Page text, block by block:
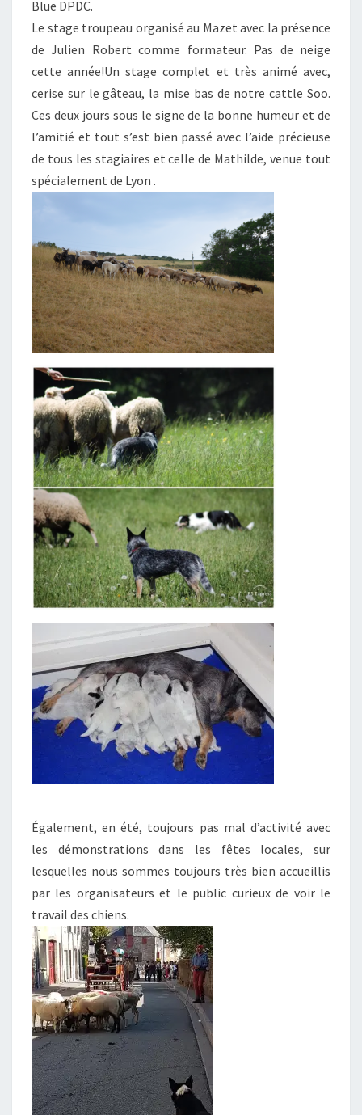
Blue DPDC.
Le stage troupeau organisé au Mazet avec la présence
de Julien Robert comme formateur. Pas de neige
cette année!Un stage complet et très animé avec,
cerise sur le gâteau, la mise bas de notre cattle Soo.
Ces deux jours sous le signe de la bonne humeur et de
l’amitié et tout s’est bien passé avec l’aide précieuse
de tous les stagiaires et celle de Mathilde, venue tout
spécialement de Lyon .
Également, en été, toujours pas mal d’activité avec
les démonstrations dans les fêtes locales, sur
lesquelles nous sommes toujours très bien accueillis
par les organisateurs et le public curieux de voir le
travail des chiens.